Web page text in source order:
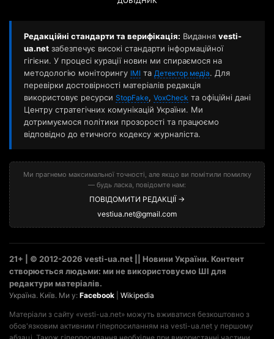
Редакційні стандарти та верифікація: Видання vesti-
ua.net забезпечує високі стандарти інформаційної
гігієни. У процесі курації новин ми спираємося на
методологію моніторингу ІМІ та Детектор медіа. Для
перевірки достовірності матеріалів редакція
використовує ресурси StopFake, VoxCheck та офіційні дані
Центру стратегічних комунікацій України. Ми
дотримуємося політики прозорості та працюємо
відповідно до етичного кодексу журналіста.
Ми прагнемо максимальної точності, але якщо ви помітили помилку
— будь ласка, повідомте нам:
ПОВІДОМИТИ РЕДАКЦІЇ →
vestiua.net@gmail.com
21+ | © 2012-2026 vesti-ua.net || Новини України. Контент
створюється людьми: ми не використовуємо ШІ для
редактури матеріалів.
Україна. Київ. Ми у: Facebook Wikipedia
Матеріали з сайту «vesti-ua.net» можуть вживатися безкоштовно з
обов'язковим активним гіперпосиланням на vesti-ua.net у першому